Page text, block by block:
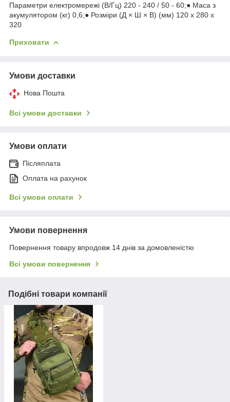
Параметри електромережі (В/Гц) 220 - 240 / 50 - 60;● Маса з
акумулятором (кг) 0,6;● Розміри (Д × Ш × В) (мм) 120 x 280 x
320
Приховати
Умови доставки
Нова Пошта
Всі умови доставки
Умови оплати
Післяплата
Оплата на рахунок
Всі умови оплати
Умови повернення
Повернення товару впродовж 14 днів за домовленістю
Всі умови повернення
Подібні товари компанії